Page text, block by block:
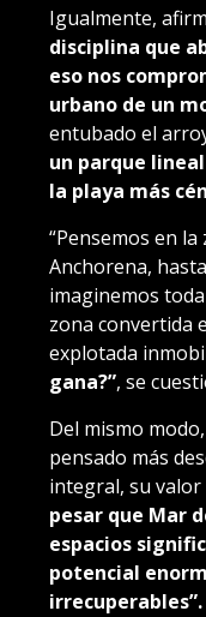
Igualmente,
disciplina que
eso nos
urbano de un
entubado el
un parque
la playa más
“Pensemos en
Anchorena,
imaginemos
zona convertida
explotada
gana?”, se
Del mismo
pensado más
integral, su valor
pesar que Mar
espacios
potencial
irrecuperables”.